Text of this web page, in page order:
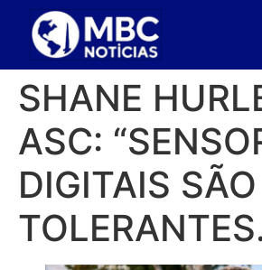
SHANE
ASC:
DIGITAIS SÃO